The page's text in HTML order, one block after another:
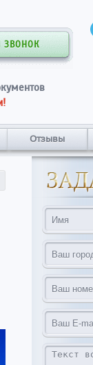
ЗВОНОК
Отзывы